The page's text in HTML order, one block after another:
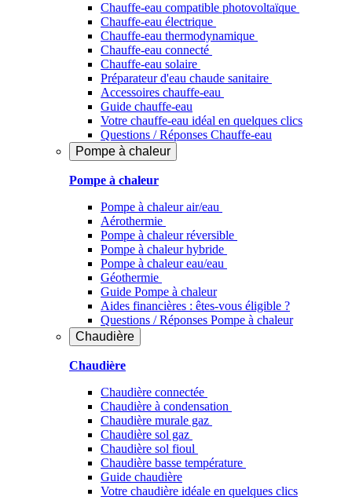
Chauffe-eau compatible photovoltaïque
Chauffe-eau électrique
Chauffe-eau thermodynamique
Chauffe-eau connecté
Chauffe-eau solaire
Préparateur d'eau chaude sanitaire
Accessoires chauffe-eau
Guide chauffe-eau
Votre chauffe-eau idéal en quelques clics
Questions / Réponses Chauffe-eau
Pompe à chaleur
Pompe à chaleur
Pompe à chaleur air/eau
Aérothermie
Pompe à chaleur réversible
Pompe à chaleur hybride
Pompe à chaleur​ eau/eau
Géothermie
Guide Pompe à chaleur
Aides financières : êtes-vous éligible ?
Questions / Réponses Pompe à chaleur
Chaudière
Chaudière
Chaudière connectée
Chaudière à condensation
Chaudière murale gaz
Chaudière sol gaz
Chaudière sol fioul
Chaudière basse température
Guide chaudière
Votre chaudière idéale en quelques clics